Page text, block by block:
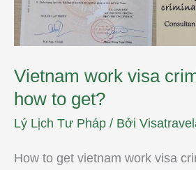
Vietnam work visa
how to get?
Lý Lịch Tư Pháp / Bởi
How to get vietnam work visa